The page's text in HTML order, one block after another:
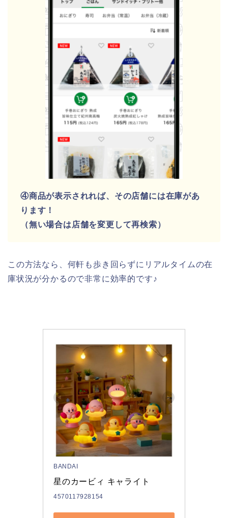
④商品が表示されれば、その店舗には在庫があ
ります！
（無い場合は店舗を変更して再検索）
この方法なら、何軒も歩き回らずにリアルタイムの在
庫状況が分かるので非常に効率的です♪
BANDAI
星のカービィ キャライト
4570117928154